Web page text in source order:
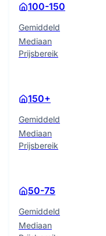
100-150
Gemiddeld
Mediaan
Prijsbereik
150+
Gemiddeld
Mediaan
Prijsbereik
50-75
Gemiddeld
Mediaan